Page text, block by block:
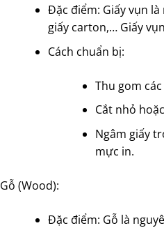
Đặc điểm: Giấy vụn
giấy carton,… Giấy
Cách chuẩn bị:
Thu gom
Cắt nhỏ
Ngâm giấy
mực in.
Gỗ (Wood):
Đặc điểm: Gỗ là